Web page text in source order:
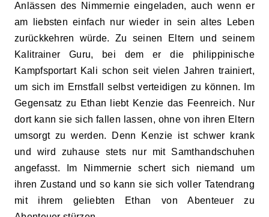
Anlässen des Nimmernie eingeladen, auch wenn er
am liebsten einfach nur wieder in sein altes
Leben
zurückkehren würde. Zu seinen Eltern und seinem
Kalitrainer Guru, bei dem er die philippinische
Kampfsportart Kali schon seit vielen Jahren trainiert,
um sich im Ernstfall selbst verteidigen zu können. Im
Gegensatz zu Ethan liebt Kenzie das Feenreich. Nur
dort kann sie sich fallen lassen, ohne von ihren Eltern
umsorgt zu werden. Denn Kenzie ist schwer krank
und wird zuhause stets nur mit Samthandschuhen
angefasst. Im Nimmernie schert sich niemand um
ihren Zustand und so kann sie sich voller Tatendrang
mit ihrem geliebten Ethan von Abenteuer zu